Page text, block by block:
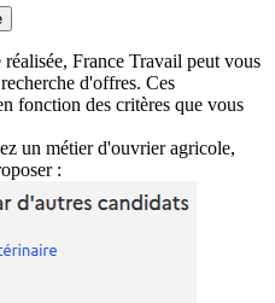
France Travail peut vous
d'offres. Ces
fonction des critères que vous
un métier d'ouvrier agricole,
: